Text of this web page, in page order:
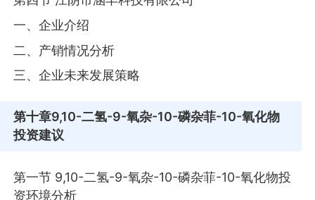
一、企业介绍
二、产销情况分析
三、企业未来发展策略
第十章9,10-二氢-9-氧杂-10-磷杂菲-10-氧化物
投资建议
第一节 9,10-二氢-9-氧杂-10-磷杂菲-10-氧化物投
资环境分析